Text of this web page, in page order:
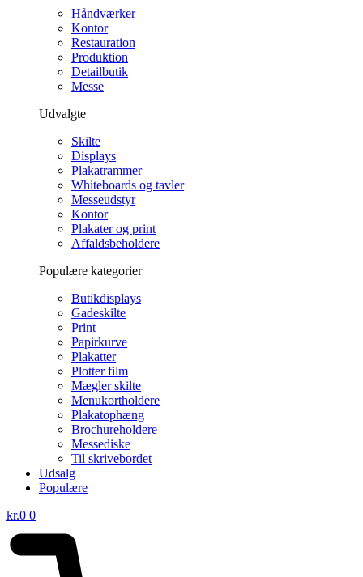
Håndværker
Kontor
Restauration
Produktion
Detailbutik
Messe
Udvalgte
Skilte
Displays
Plakatrammer
Whiteboards og tavler
Messeudstyr
Kontor
Plakater og print
Affaldsbeholdere
Populære kategorier
Butikdisplays
Gadeskilte
Print
Papirkurve
Plakatter
Plotter film
Mægler skilte
Menukortholdere
Plakatophæng
Brochureholdere
Messediske
Til skrivebordet
Udsalg
Populære
kr.0 0